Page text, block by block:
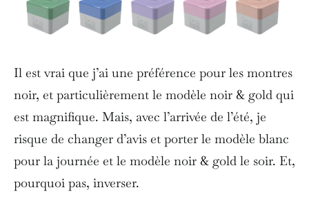
Il est vrai que j’ai une préférence pour les montres
noir, et particulièrement le modèle noir & gold qui
est magnifique. Mais, avec l’arrivée de l’été, je
risque de changer d’avis et porter le modèle blanc
pour la journée et le modèle noir & gold le soir. Et,
pourquoi pas, inverser.